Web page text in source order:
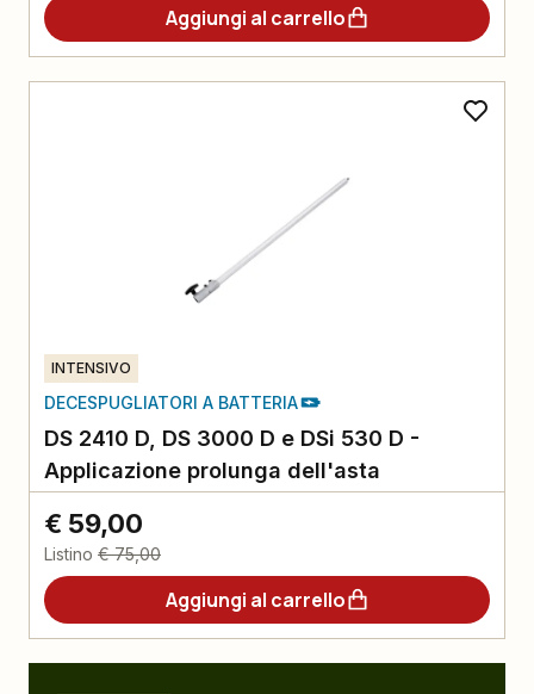
Aggiungi al carrello
INTENSIVO
DECESPUGLIATORI A BATTERIA
DS 2410 D, DS 3000 D e DSi 530 D -
Applicazione prolunga dell'asta
€ 59,00
Listino € 75,00
Aggiungi al carrello